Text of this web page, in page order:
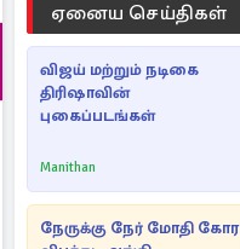
ஏனைய செய்திகள்
விஜய் மற்றும் நடிகை
திரிஷாவின்
புகைப்படங்கள்
Manithan
நேருக்கு நேர் மோதி கோர